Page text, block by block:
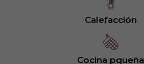
Calefacción
Cocina pqueña